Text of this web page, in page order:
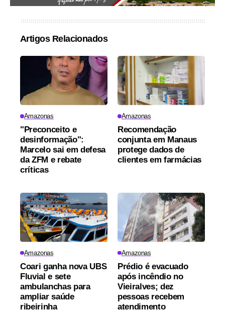
Artigos Relacionados
Amazonas
"Preconceito e
desinformação":
Marcelo sai em defesa
da ZFM e rebate
críticas
Amazonas
Recomendação
conjunta em Manaus
protege dados de
clientes em farmácias
Amazonas
Coari ganha nova UBS
Fluvial e sete
ambulanchas para
ampliar saúde
ribeirinha
Amazonas
Prédio é evacuado
após incêndio no
Vieiralves; dez
pessoas recebem
atendimento